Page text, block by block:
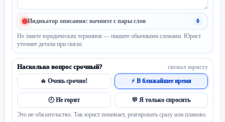
Индикатор описания: начните с пары слов 0
Не знаете юридических терминов — пишите обычными словами. Юрист
уточнит детали при связи.
Насколько вопрос срочный? сигнал юристу
🔥 Очень срочно! ⚡ В ближайшее время
🕘 Не горит 💬 Я только спросить
Это не обязательство. Так юрист понимает, реагировать сразу или планово.